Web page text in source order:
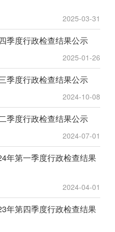
2025-03-31
季度行政检查结果公示
2025-01-26
季度行政检查结果公示
2024-10-08
季度行政检查结果公示
2024-07-01
年第一季度行政检查结果
2024-04-01
年第四季度行政检查结果